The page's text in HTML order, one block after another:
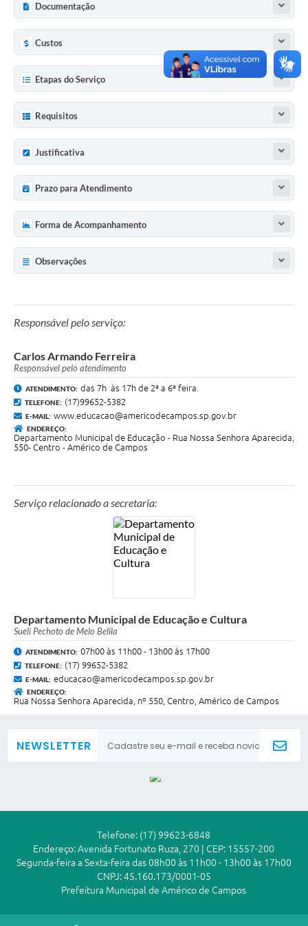
Documentação
Custos
Etapas do Serviço
Requisitos
Justificativa
Prazo para Atendimento
Forma de Acompanhamento
Observações
Responsável pelo serviço:
Carlos Armando Ferreira
Responsável pelo atendimento
ATENDIMENTO: das 7h às 17h de 2ª a 6ª feira.
TELEFONE: (17)99652-5382
E-MAIL: www.educacao@americodecampos.sp.gov.br
ENDEREÇO:
Departamento Municipal de Educação - Rua Nossa Senhora Aparecida,
550- Centro - Américo de Campos
Serviço relacionado a secretaria:
Departamento Municipal de Educação e Cultura
Sueli Pechoto de Melo Belila
ATENDIMENTO: 07h00 às 11h00 - 13h00 às 17h00
TELEFONE: (17) 99652-5382
E-MAIL: educacao@americodecampos.sp.gov.br
ENDEREÇO:
Rua Nossa Senhora Aparecida, nº 550, Centro, Américo de Campos
NEWSLETTER
Telefone: (17) 99623-6848
Endereço: Avenida Fortunato Ruza, 270 | CEP: 15557-200
Segunda-feira a Sexta-feira das 08h00 às 11h00 - 13h00 às 17h00
CNPJ: 45.160.173/0001-05
Prefeitura Municipal de Américo de Campos